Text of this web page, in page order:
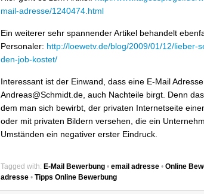
mail-adresse/1240474.html
Ein weiterer sehr spannender Artikel behandelt
Personaler: http://loewetv.de/blog/2009/01/12/lieber-
den-job-kostet/
Interessant ist der Einwand, dass eine E-Mail
Andreas@Schmidt.de, auch Nachteile birgt. Denn
dem man sich bewirbt, der privaten Internetseite
oder mit privaten Bildern versehen, die ein
Umständen ein negativer erster Eindruck.
Tagged with: E-Mail Bewerbung • email adresse • Online
adresse • Tipps Online Bewerbung